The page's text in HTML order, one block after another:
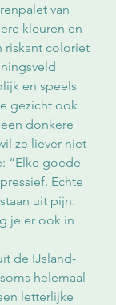
van
kleuren en
riskant coloriet
en speels
gezicht ook
donkere
ze liever niet
“Elke goede
Echte
uit pijn.
je er ook in
de IJsland-
helemaal
letterlijke